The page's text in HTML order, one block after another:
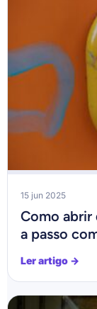
15 jun 2025
Como abrir
a passo
Ler artigo →